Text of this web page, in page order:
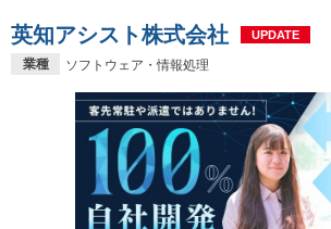
業種 ソフトウェア・情報処理
英知アシスト株式会社 UPDATE